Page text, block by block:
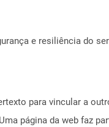
e resiliência do
para vincular a
página da web faz